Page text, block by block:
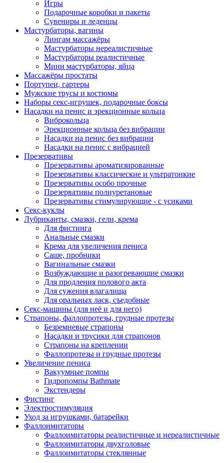
Игры
Подарочные коробки и пакеты
Сувениры и леденцы
Мастурбаторы, вагины
Лингам массажёры
Мастурбаторы нереалистичные
Мастурбаторы реалистичные
Мини мастурбаторы, яйца
Массажёры простаты
Портупеи, гартеры
Мужские трусы и костюмы
Наборы секс-игрушек, подарочные боксы
Насадки на пенис и эрекционные кольца
Виброкольца
Эрекционные кольца без вибрации
Насадки на пенис без вибрации
Насадки на пенис с вибрацией
Презервативы
Презервативы ароматизированные
Презервативы классические и ультратонкие
Презервативы особо прочные
Презервативы полиуретановые
Презервативы стимулирующие - с усиками
Секс-куклы
Лубриканты, смазки, гели, крема
Для фистинга
Анальные смазки
Крема для увеличения пениса
Саше, пробники
Вагинальные смазки
Возбуждающие и разогревающие смазки
Для продления полового акта
Для сужения влагалища
Для оральных ласк, съедобные
Секс-машины (для неё и для него)
Страпоны, фаллопротезы, грудные протезы
Безремневые страпоны
Насадки и трусики для страпонов
Страпоны на креплении
Фаллопротезы и грудные протезы
Увеличение пениса
Вакуумные помпы
Гидропомпы Bathmate
Экстендеры
Фистинг
Электростимуляция
Уход за игрушками, батарейки
Фаллоимитаторы
Фаллоимитаторы реалистичные и нереалистичные
Фаллоимитаторы двухголовые
Фаллоимитаторы стеклянные